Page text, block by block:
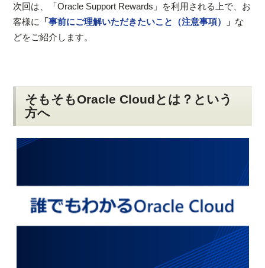
次回は、「Oracle Support Rewards」を利用される上で、お
客様に
「事前にご理解いただきたいこと（注意事項） 」 な
どをご紹介します。
そもそもOracle Cloudとは？という
方へ